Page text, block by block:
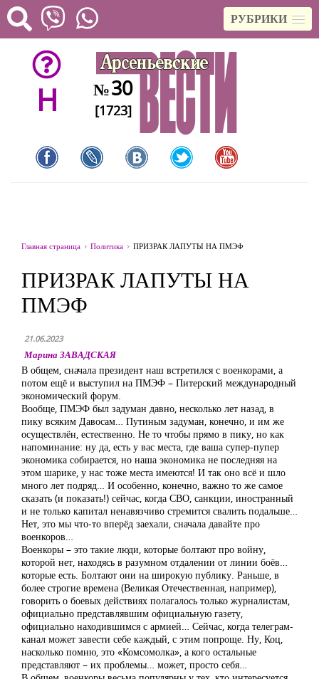
РУБРИКИ
H №30
[1723]
Главная страница Политика ПРИЗРАК ЛАПУТЫ НА ПМЭФ
ПРИЗРАК ЛАПУТЫ НА
ПМЭФ
21.06.2023
Марина ЗАВАДСКАЯ
В общем, сначала президент наш встретился с военкорами, а
потом ещё и выступил на ПМЭФ – Питерский международный
экономический форум.
Вообще, ПМЭФ был задуман давно, несколько лет назад, в
пику всяким Давосам… Путиным задуман, конечно, и им же
осуществлён, естественно. Не то чтобы прямо в пику, но как
напоминание: ну да, есть у вас места, где ваша супер-пупер
экономика собирается, но наша экономика не последняя на
этом шарике, у нас тоже места имеются! И так оно всё и шло
много лет подряд… И особенно, конечно, важно то же самое
сказать (и показать!) сейчас, когда СВО, санкции, иностранный
и не только капитал ненавязчиво стремится свалить подальше…
Нет, это мы что-то вперёд заехали, сначала давайте про
военкоров…
Военкоры – это такие люди, которые болтают про войну,
которой нет, находясь в разумном отдалении от линии боёв…
которые есть. Болтают они на широкую публику. Раньше, в
более строгие времена (Великая Отечественная, например),
говорить о боевых действиях полагалось только журналистам,
официально представлявшим официальную газету,
официально находившимся с армией… Сейчас, когда телеграм-
канал может завести себе каждый, с этим попроще. Ну, Коц,
насколько помню, это «Комсомолка», а кого остальные
представляют – их проблемы… может, просто себя…